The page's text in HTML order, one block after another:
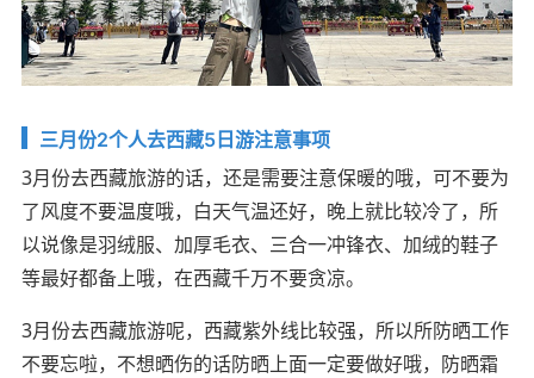
三月份2个人去西藏5日游注意事项
3月份去西藏旅游的话，还是需要注意保暖的哦，可不要为
了风度不要温度哦，白天气温还好，晚上就比较冷了，所
以说像是羽绒服、加厚毛衣、三合一冲锋衣、加绒的鞋子
等最好都备上哦，在西藏千万不要贪凉。
3月份去西藏旅游呢，西藏紫外线比较强，所以所防晒工作
不要忘啦，不想晒伤的话防晒上面一定要做好哦，防晒霜